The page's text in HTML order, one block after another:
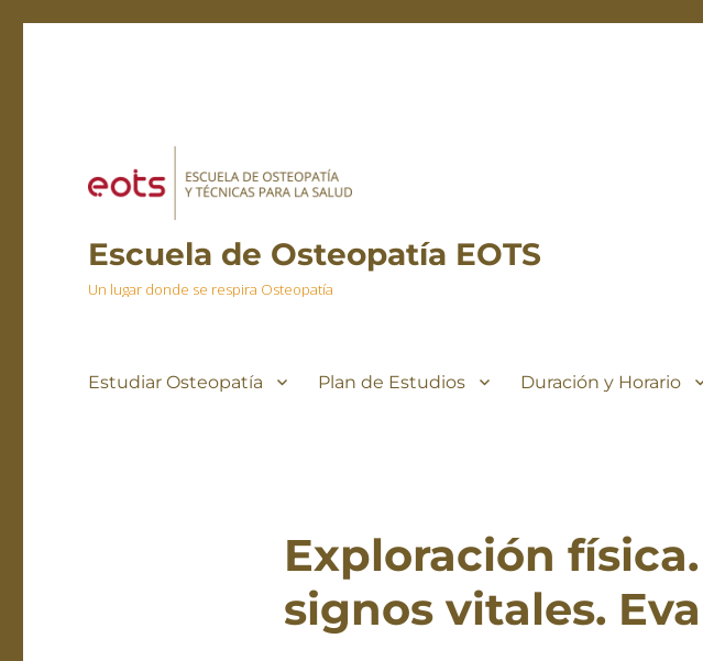
Escuela de Osteopatía EOTS
Un lugar donde se respira Osteopatía
Estudiar Osteopatía Plan de Estudios Duración y Horario
Exploración
signos vitales.